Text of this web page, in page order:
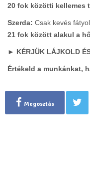
20 fok közötti kellemes
Szerda: Csak kevés
21 fok között alakul a
► KÉRJÜK LÁJKOLD
Értékeld a munkánkat,
Megosztás